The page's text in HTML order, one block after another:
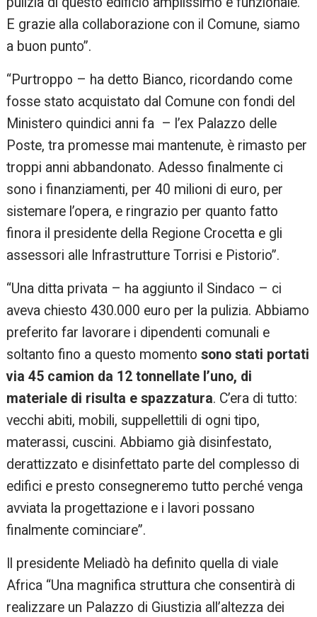
E grazie alla collaborazione con il Comune, siamo
a buon punto”.
“Purtroppo – ha detto Bianco, ricordando come
fosse stato acquistato dal Comune con fondi del
Ministero quindici anni fa – l’ex Palazzo delle
Poste, tra promesse mai mantenute, è rimasto per
troppi anni abbandonato. Adesso finalmente ci
sono i finanziamenti, per 40 milioni di euro, per
sistemare l’opera, e ringrazio per quanto fatto
finora il presidente della Regione Crocetta e gli
assessori alle Infrastrutture Torrisi e Pistorio”.
“Una ditta privata – ha aggiunto il Sindaco – ci
aveva chiesto 430.000 euro per la pulizia. Abbiamo
preferito far lavorare i dipendenti comunali e
soltanto fino a questo momentosono stati portati
via 45 camion da 12 tonnellate l’uno, di
materiale di risulta e spazzatura. C’era di tutto:
vecchi abiti, mobili, suppellettili di ogni tipo,
materassi, cuscini. Abbiamo già disinfestato,
derattizzato e disinfettato parte del complesso di
edifici e presto consegneremo tutto perché venga
avviata la progettazione e i lavori possano
finalmente cominciare”.
Il presidente Meliadò ha definito quella di viale
Africa “Una magnifica struttura che consentirà di
realizzare un Palazzo di Giustizia all’altezza dei